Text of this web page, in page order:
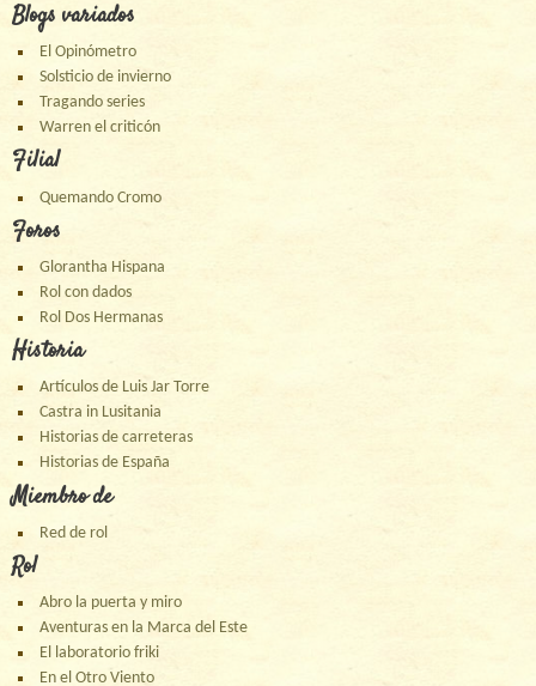
Blogs variados
El Opinómetro
Solsticio de invierno
Tragando series
Warren el criticón
Filial
Quemando Cromo
Foros
Glorantha Hispana
Rol con dados
Rol Dos Hermanas
Historia
Artículos de Luis Jar Torre
Castra in Lusitania
Historias de carreteras
Historias de España
Miembro de
Red de rol
Rol
Abro la puerta y miro
Aventuras en la Marca del Este
El laboratorio friki
En el Otro Viento